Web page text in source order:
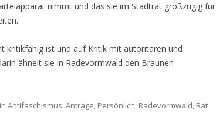
nimmt und das sie im Stadtrat großzügig für
kritikfähig ist und auf Kritik mit autoritären und
ähnelt sie in Radevormwald den Braunen
in Antifaschismus,Anträge, Persönlich, Radevormwald, Rat